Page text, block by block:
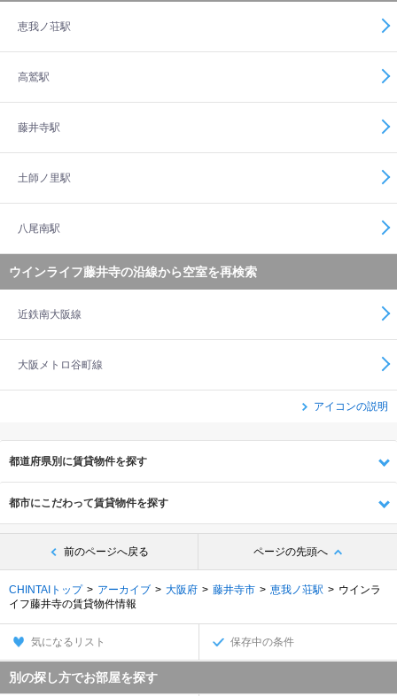
恵我ノ荘駅
高鷲駅
藤井寺駅
土師ノ里駅
八尾南駅
ウインライフ藤井寺の沿線から空室を再検索
近鉄南大阪線
大阪メトロ谷町線
アイコンの説明
都道府県別に賃貸物件を探す
都市にこだわって賃貸物件を探す
前のページへ戻る ページの先頭へ
CHINTAIトップ アーカイブ 大阪府 藤井寺市 恵我ノ荘駅
ウインラ
イフ藤井寺の賃貸物件情報
気になるリスト 保存中の条件
別の探し方でお部屋を探す